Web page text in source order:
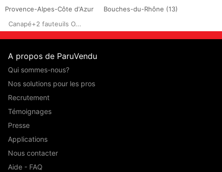
Provence-Alpes-Côte d'Azur
Bouches-du-Rhône (13)
Canapé+2 fauteuils O...
A propos de ParuVendu
Qui sommes-nous?
Nos solutions pour les pros
Recrutement
Témoignages
Presse
Applications
Nous contacter
Aide - FAQ